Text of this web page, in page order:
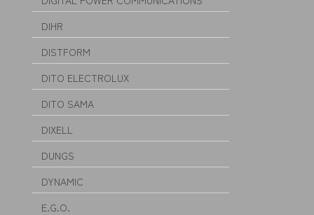
DIHR
DISTFORM
DITO ELECTROLUX
DITO SAMA
DIXELL
DUNGS
DYNAMIC
E.G.O.